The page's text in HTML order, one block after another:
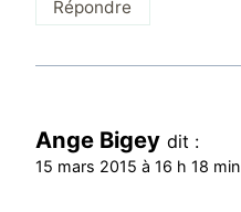
Répondre
Ange Bigey dit :
15 mars 2015 à 16 h 18 min